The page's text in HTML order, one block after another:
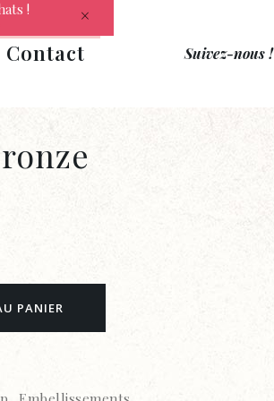
Suivez-nous !
Contact
PANIER
!